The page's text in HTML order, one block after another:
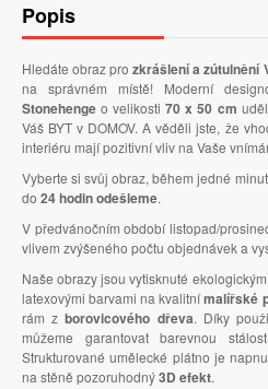
Popis
Hledáte obraz prozkrášlení a zútulnění
na správném místě! Moderní
Stonehenge o velikosti70 x 50 cm
Váš BYT v DOMOV. A věděli jste, že
interiéru mají pozitivní vliv na Vaše
Vyberte si svůj obraz, během jedné
do 24 hodin odešleme.
V předvánočním období listopad/
vlivem zvýšeného počtu objednávek a
Naše obrazy jsou vytisknuté
latexovými barvami na kvalitnímalířské
rám zborovicového dřeva. Díky
můžeme garantovat barevnou
Strukturované umělecké plátno je
na stěně pozoruhodný3D efekt.